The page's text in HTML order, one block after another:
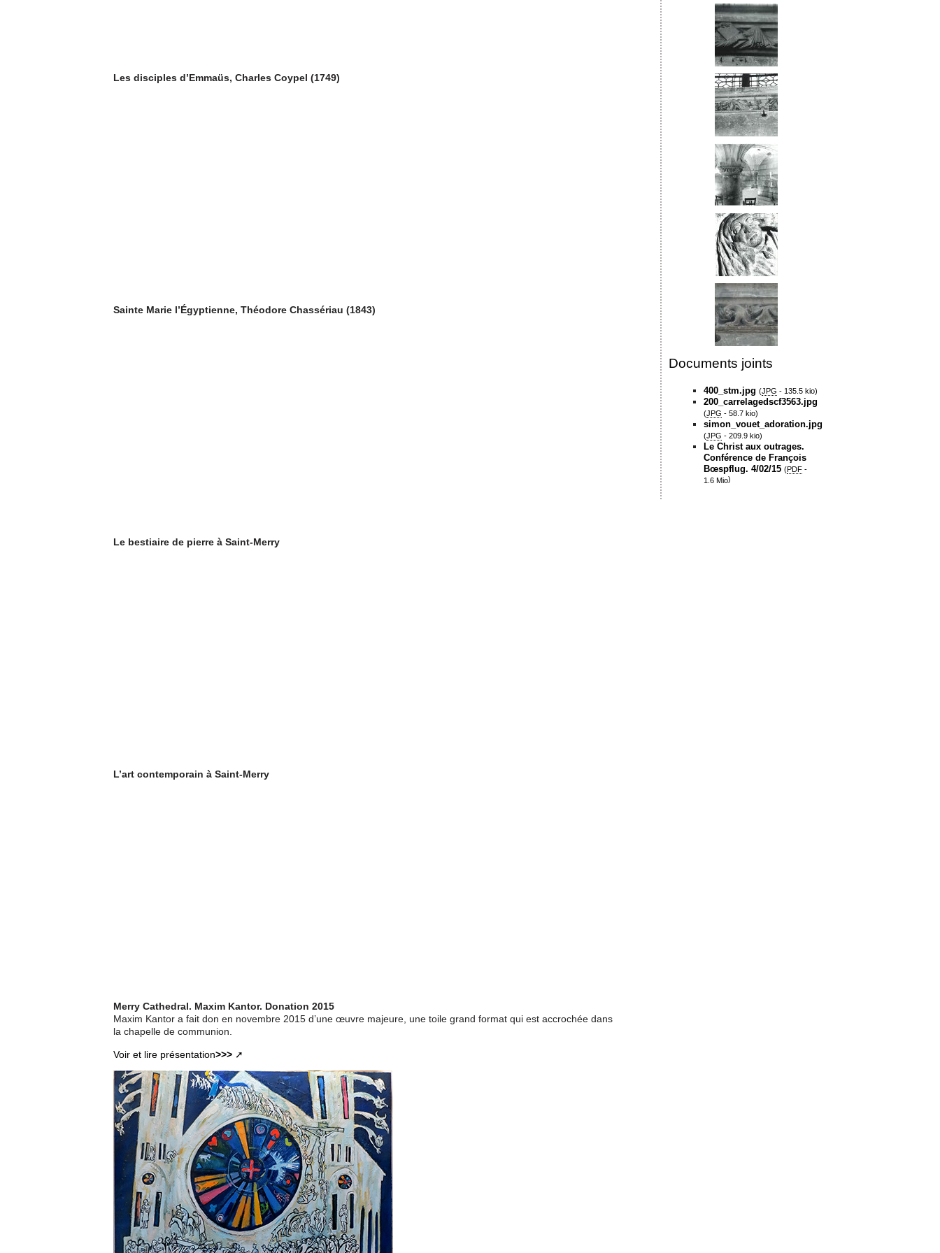
Les disciples d’Emmaüs, Charles Coypel (1749)
Sainte Marie l’Égyptienne, Théodore Chassériau (1843)
Le bestiaire de pierre à Saint-Merry
L’art contemporain à Saint-Merry
Merry Cathedral. Maxim Kantor. Donation 2015
Maxim Kantor a fait don en novembre 2015 d’une œuvre majeure, une toile grand format qui est accrochée dans
la chapelle de communion.
Voir et lire présentation>>>
Documents joints
400_stm.jpg (JPG - 135.5 kio)
200_carrelagedscf3563.jpg
(JPG -58.7 kio)
simon_vouet_adoration.jpg
(JPG -209.9 kio)
Le Christ aux outrages.
Conférence de François
Bœspflug. 4/02/15 (PDF -
1.6 Mio)